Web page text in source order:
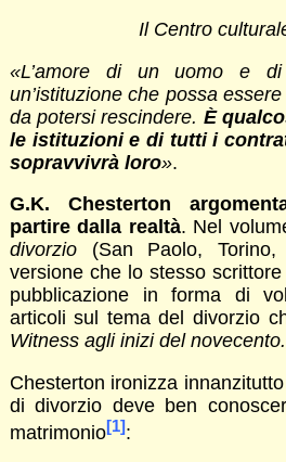
Il Centro
«L’amore di un uomo e
un’istituzione che possa
da potersi rescindere. È
le istituzioni e di tutti i
sopravvivrà loro».
G.K. Chesterton
partire dalla realtà. Nel
divorzio(San Paolo,
versione che lo stesso
pubblicazione in forma di
articoli sul tema del divorzio
Witness agli inizi del novecento.
Chesterton ironizza
di divorzio deve ben
matrimonio[1]: